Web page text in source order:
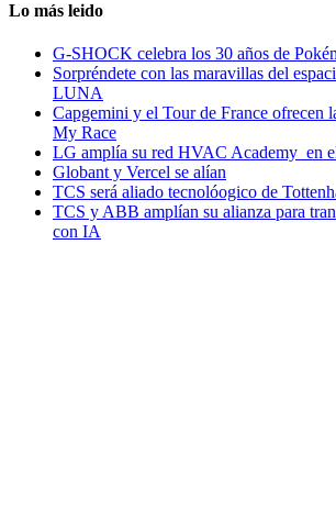
Lo más leido
G-SHOCK celebra los 30 años de
Sorpréndete con las maravillas del
LUNA
Capgemini y el Tour de France ofrecen
My Race
LG amplía su red HVAC Academy en
Globant y Vercel se alían
TCS será aliado tecnolóogico de
TCS y ABB amplían su alianza para
con IA